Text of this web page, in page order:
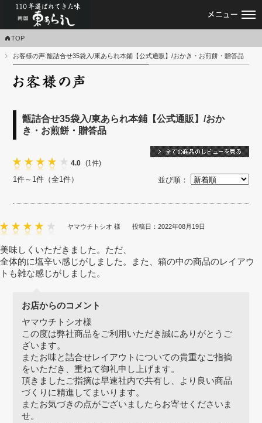
TOP
お客様の声:甑詰合せ35袋入/東あられ本鋪【公式通販】/おかき・お煎餅・贈答品
甑詰合せ35袋入/東あられ本鋪【公式通販】/おか
き・お煎餅・贈答品
4.0 (1件)
1件～1件（全1件） 並び順：
ヤマウチトシオ 様 投稿日：2022年08月19日
美味しくいただきました。ただ、
全体的に塩辛い感じがしました。また、箱の中の商品のレイアウ
トも雑な感じがしました。
お店からのコメント
ヤマウチトシオ様
この度は弊社商品をご利用いただき誠にありがとうご
ざいます。
またお味と詰合せレイアウトについての貴重なご指摘
をいただき、重ねて御礼申し上げます。
頂きましたご指摘は早速社内で共有し、より良い商品
づくりに精進してまいります。
またお気づきの点がございましたらお寄せくださいま
せ。